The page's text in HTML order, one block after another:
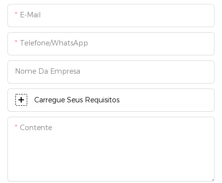
E-Mail
Telefone/WhatsApp
Nome Da Empresa
Carregue Seus Requisitos
Contente